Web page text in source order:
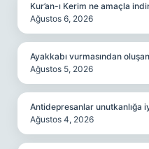
Kur’an-ı Kerim ne amaçla
Ağustos 6, 2026
Ayakkabı vurmasından
Ağustos 5, 2026
Antidepresanlar unutkanlığa
Ağustos 4, 2026